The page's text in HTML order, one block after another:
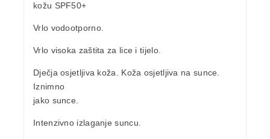
kožu SPF50+
Vrlo vodootporno.
Vrlo visoka zaštita za lice i tijelo.
Dječja osjetljiva koža. Koža osjetljiva na sunce.
Iznimno
jako sunce.
Intenzivno izlaganje suncu.